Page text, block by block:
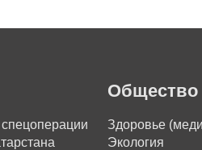
Общество
Здоровье
Экология